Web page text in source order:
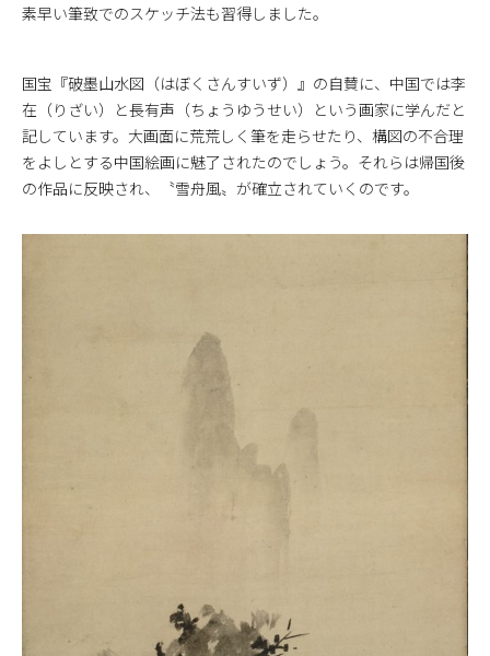
素早い筆致でのスケッチ法も習得しました。
国宝『破墨山水図（はぼくさんすいず）』の自賛に、中国では李
在（りざい）と長有声（ちょうゆうせい）という画家に学んだと
記しています。大画面に荒荒しく筆を走らせたり、構図の不合理
をよしとする中国絵画に魅了されたのでしょう。それらは帰国後
の作品に反映され、〝雪舟風〟が確立されていくのです。